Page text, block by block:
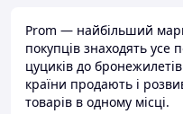
Prom — найбільший
покупців знаходять усе
цуциків до
країни продають і
товарів в одному місці.